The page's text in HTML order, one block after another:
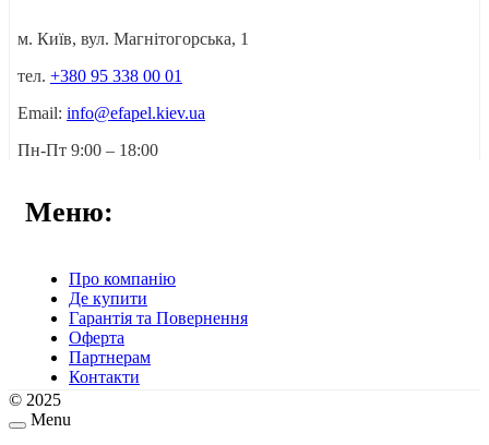
м. Київ, вул. Магнітогорська, 1
тел. +380 95 338 00 01
Email: info@efapel.kiev.ua
Пн-Пт 9:00 – 18:00
Меню:
Про компанію
Де купити
Гарантія та Повернення
Оферта
Партнерам
Контакти
© 2025
Menu